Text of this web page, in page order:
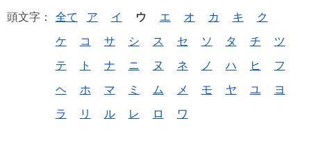
頭文字： 全て ア イ ウ エ オ カ キ ク
ケ コ サ シ ス セ ソ タ チ ツ
テ ト ナ ニ ヌ ネ ノ ハ ヒ フ
ヘ ホ マ ミ ム メ モ ヤ ユ ヨ
ラ リ ル レ ロ ワ